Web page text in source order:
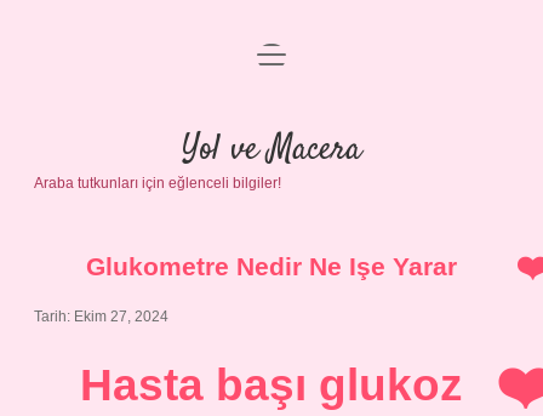
Anasayfa
Gizlilik Politikası
Yasal Uyarı
menüyü
Yol ve Macera
Araba tutkunları için eğlenceli bilgiler!
Glukometre Nedir Ne Işe Yarar
Tarih: Ekim 27, 2024
Hasta başı glukoz